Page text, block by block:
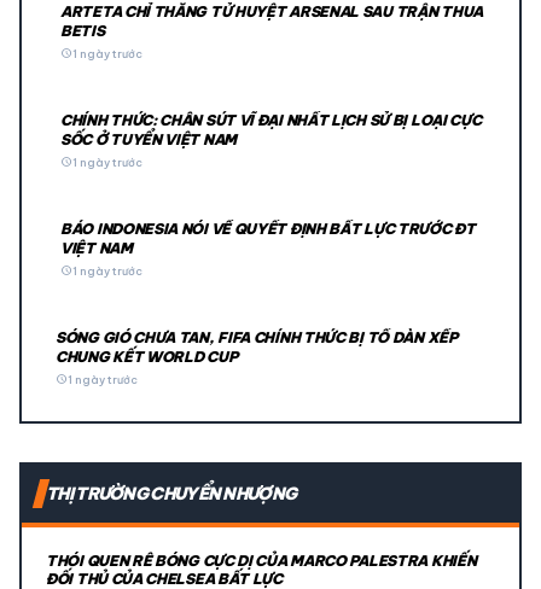
ARTETA CHỈ THẲNG TỬ HUYỆT ARSENAL SAU TRẬN THUA
BETIS
schedule1 ngày trước
CHÍNH THỨC: CHÂN SÚT VĨ ĐẠI NHẤT LỊCH SỬ BỊ LOẠI CỰC
SỐC Ở TUYỂN VIỆT NAM
schedule1 ngày trước
BÁO INDONESIA NÓI VỀ QUYẾT ĐỊNH BẤT LỰC TRƯỚC ĐT
VIỆT NAM
schedule1 ngày trước
SÓNG GIÓ CHƯA TAN, FIFA CHÍNH THỨC BỊ TỐ DÀN XẾP
CHUNG KẾT WORLD CUP
schedule1 ngày trước
THỊ TRƯỜNG CHUYỂN NHƯỢNG
THÓI QUEN RÊ BÓNG CỰC DỊ CỦA MARCO PALESTRA KHIẾN
ĐỐI THỦ CỦA CHELSEA BẤT LỰC